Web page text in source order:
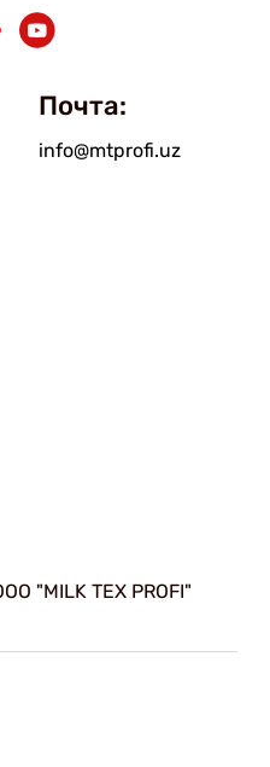
Почта:
info@mtprofi.uz
"MILK TEX PROFI"